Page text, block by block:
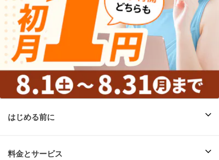
はじめる前に
料金とサービス